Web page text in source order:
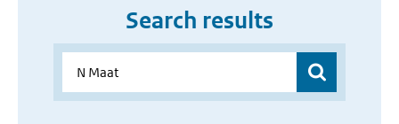
Search results